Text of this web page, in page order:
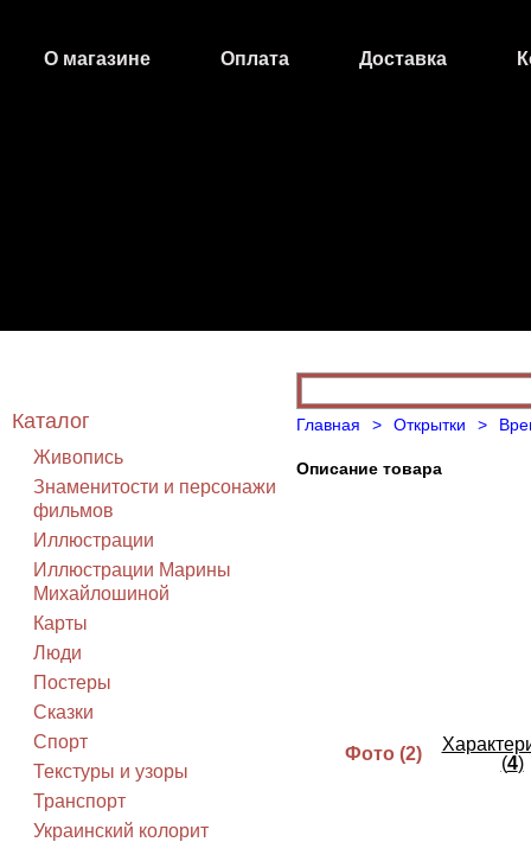
О магазине Оплата Доставка
Главная > Открытки >
Описание товара
Фото (2)
(4)
Каталог
Живопись
Знаменитости и персонажи
фильмов
Иллюстрации
Иллюстрации Марины
Михайлошиной
Карты
Люди
Постеры
Сказки
Спорт
Текстуры и узоры
Транспорт
Украинский колорит